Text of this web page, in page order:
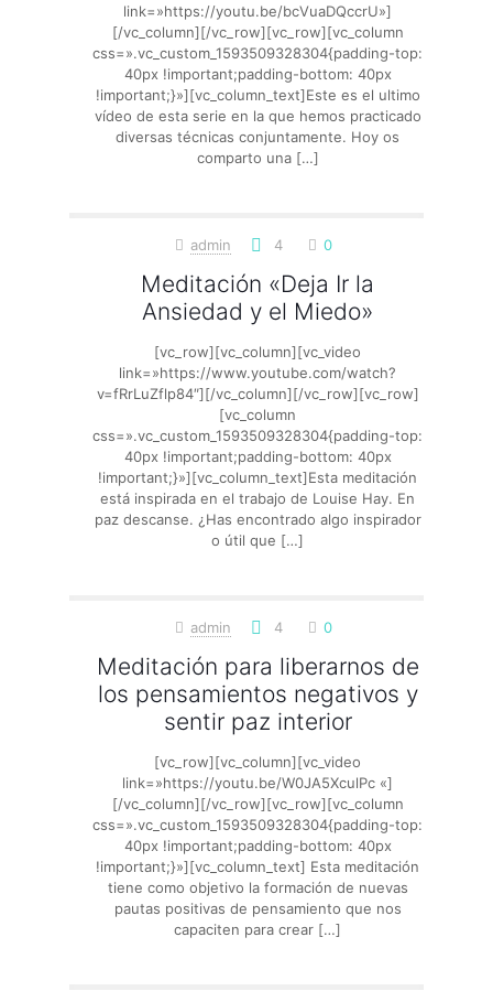
link=»https://youtu.be/bcVuaDQccrU»]
[/vc_column][/vc_row][vc_row][vc_column
css=».vc_custom_1593509328304{padding-top:
40px !important;padding-bottom: 40px
!important;}»][vc_column_text]Este es el ultimo
vídeo de esta serie en la que hemos practicado
diversas técnicas conjuntamente. Hoy os
comparto una[…]
admin 4 0
Meditación «Deja Ir la
Ansiedad y el Miedo»
[vc_row][vc_column][vc_video
link=»https://www.youtube.com/watch?
v=fRrLuZflp84″][/vc_column][/vc_row][vc_row]
[vc_column
css=».vc_custom_1593509328304{padding-top:
40px !important;padding-bottom: 40px
!important;}»][vc_column_text]Esta meditación
está inspirada en el trabajo de Louise Hay. En
paz descanse. ¿Has encontrado algo inspirador
o útil que […]
admin 4 0
Meditación para liberarnos de
los pensamientos negativos y
sentir paz interior
[vc_row][vc_column][vc_video
link=»https://youtu.be/W0JA5XculPc «]
[/vc_column][/vc_row][vc_row][vc_column
css=».vc_custom_1593509328304{padding-top:
40px !important;padding-bottom: 40px
!important;}»][vc_column_text] Esta meditación
tiene como objetivo la formación de nuevas
pautas positivas de pensamiento que nos
capaciten para crear […]